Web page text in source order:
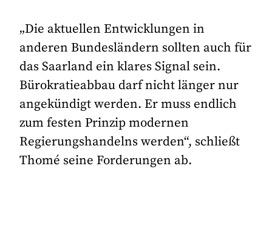
„Die aktuellen Entwicklungen in
anderen Bundesländern sollten auch für
das Saarland ein klares Signal sein.
Bürokratieabbau darf nicht länger nur
angekündigt werden. Er muss endlich
zum festen Prinzip modernen
Regierungshandelns werden“, schließt
Thomé seine Forderungen ab.